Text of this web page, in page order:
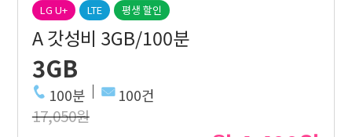
LG U+ LTE 평생 할인
A 갓성비 3GB/100분
3GB
100분 100건
17,050원